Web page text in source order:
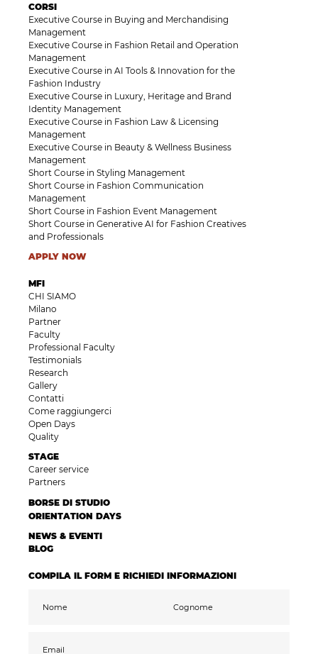
CORSI
Executive Course in Buying and Merchandising
Management
Executive Course in Fashion Retail and Operation
Management
Executive Course in AI Tools & Innovation for the
Fashion Industry
Executive Course in Luxury, Heritage and Brand
Identity Management
Executive Course in Fashion Law & Licensing
Management
Executive Course in Beauty & Wellness Business
Management
Short Course in Styling Management
Short Course in Fashion Communication
Management
Short Course in Fashion Event Management
Short Course in Generative AI for Fashion Creatives
and Professionals
APPLY NOW
MFI
CHI SIAMO
Milano
Partner
Faculty
Professional Faculty
Testimonials
Research
Gallery
Contatti
Come raggiungerci
Open Days
Quality
STAGE
Career service
Partners
BORSE DI STUDIO
ORIENTATION DAYS
NEWS & EVENTI
BLOG
COMPILA IL FORM E RICHIEDI INFORMAZIONI